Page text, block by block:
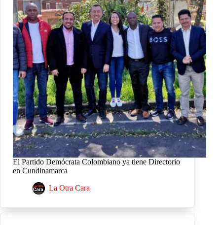
El Partido Demócrata Colombiano ya tiene Directorio
en Cundinamarca
La Otra Cara